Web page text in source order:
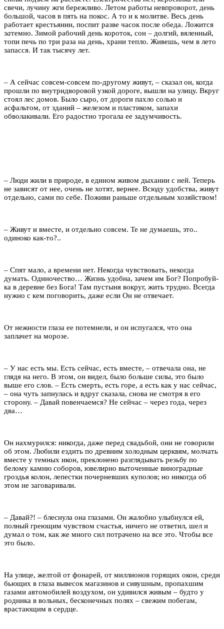
свечи, лучину жги бережливо. Летом работы невпроворот, день
большой, часов в пять на покос. А то и к молитве. Весь день
работает крестьянин, поспит разве часок после обеда. Ложится
затемно. Зимой рабочий день короток, сон – долгий, вяленный,
топи печь по три раза на день, храни тепло. Живешь, чем в лето
запасся. И так тысячу лет.
– А сейчас совсем-совсем по-другому живут, – сказал он, когда
прошли по внутридворовой узкой дороге, вышли на улицу. Вкруг
стоял лес домов. Было сыро, от дороги пахло солью и
асфальтом, от зданий – железом и пластиком, запахи
обволакивали. Его радостно трогала ее задумчивость.
– Люди жили в природе, в едином живом дыхании с ней. Теперь
не зависят от нее, очень не хотят, вернее. Всюду удобства, живут
отдельно, сами по себе. Поживи раньше отдельным хозяйством!
– Живут и вместе, и отдельно совсем. Те не думаешь, это..
одиноко как-то?..
– Спят мало, а времени нет. Некогда чувствовать, некогда
думать. Одиночество… Жизнь удобна, зачем им Бог? Попробуй-
ка в деревне без Бога! Там пустыня вокруг, жить трудно. Всегда
нужно с кем поговорить, даже если Он не отвечает.
От нежности глаза ее потемнели, и он испугался, что она
заплачет на морозе.
– У нас есть мы. Есть сейчас, есть вместе, – отвечала она, не
глядя на него. В этом, он видел, было больше силы, это было
выше его слов. – Есть смерть, есть горе, а есть как у нас сейчас,
– она чуть запнулась и вдруг сказала, снова не смотря в его
сторону. – Давай повенчаемся? Не сейчас – через года, через
два…
Он нахмурился: никогда, даже перед свадьбой, они не говорили
об этом. Любили ездить по древним холодным церквям, молчать
вместе у темных икон, преклонено разглядывать резьбу по
белому камню соборов, ювелирно выточенные виноградные
гроздья колон, лепестки почерневших куполов; но никогда об
этом не заговаривали.
– Давай?! – блеснула она глазами. Он жалобно улыбнулся ей,
полный греющим чувством счастья, ничего не ответил, шел и
думал о том, как же много сил потрачено на все это. Чтобы все
это было.
На улице, желтой от фонарей, от миллионов горящих окон, среди
бьющих в глаза вывесок магазинов и сивушным, пропахшим
газами автомобилей воздухом, он удивился живым – будто у
родника в вольных, бесконечных полях – свежим побегам,
врастающим в сердце.